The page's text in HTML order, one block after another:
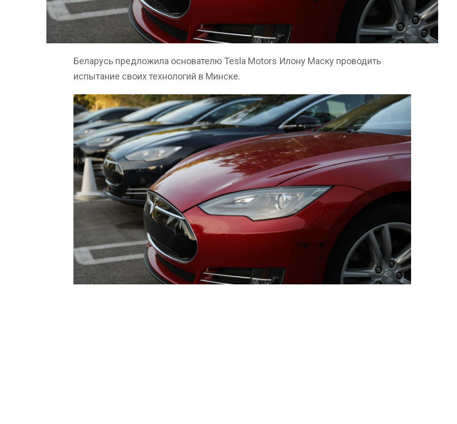
Беларусь предложила основателю Tesla Motors Илону Маску проводить
испытание своих технологий в Минске.